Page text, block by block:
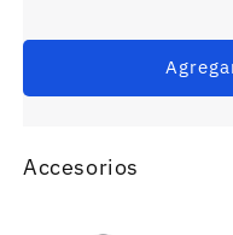
E3FA-
Accesorios